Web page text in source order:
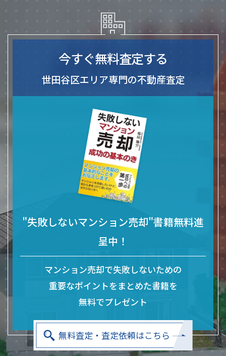
今すぐ無料査定する
世田谷区エリア専門の不動産査定
"失敗しないマンション売却"書籍無料進
呈中！
マンション売却で失敗しないための
重要なポイントをまとめた書籍を
無料でプレゼント
無料査定・査定依頼はこちら